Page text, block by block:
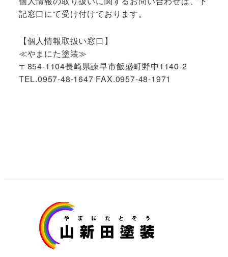
記窓口にて受け付けております。
【個人情報取扱い窓口】
≪やまにた塗装≫
〒854-1104長崎県諫早市飯盛町野中1140-2
TEL.0957-48-1647 FAX.0957-48-1971